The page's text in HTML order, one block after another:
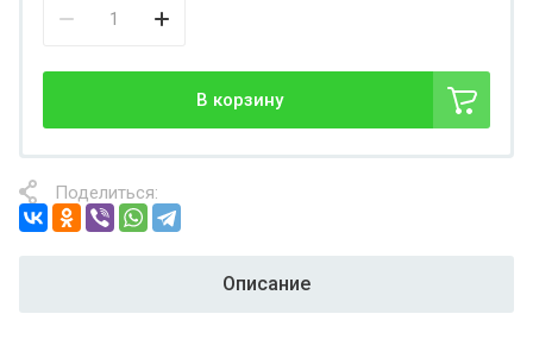
В корзину
Поделиться:
Описание